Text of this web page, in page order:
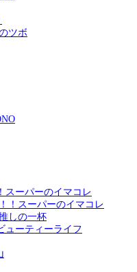
ツボ
スーパーのイマコレ
！スーパーのイマコレ
しの一杯
ューティーライフ